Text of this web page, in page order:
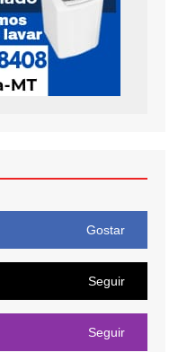
Gostar
Seguir
Seguir